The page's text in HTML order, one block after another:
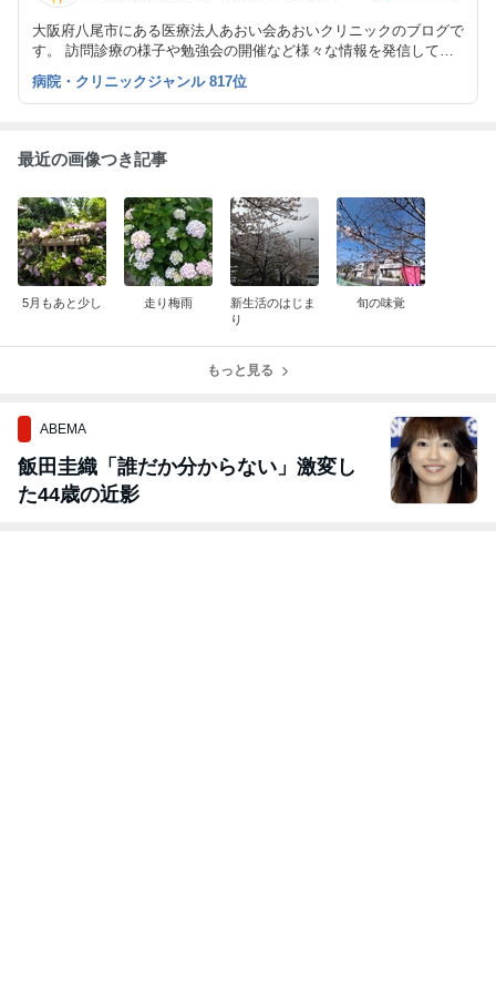
大阪府八尾市にある医療法人あおい会あおいクリニックのブログで
す。 訪問診療の様子や勉強会の開催など様々な情報を発信してい
きます。
病院・クリニックジャンル 817位
最近の画像つき記事
5月もあと少し 走り梅雨
新生活のはじま
り
旬の味覚
もっと見る
ABEMA
飯田圭織「誰だか分からない」激変し
た44歳の近影